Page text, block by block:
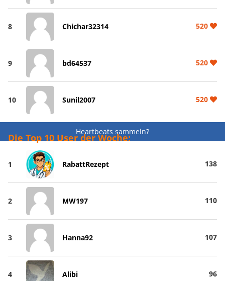
8 Chichar32314 520
9 bd64537 520
10 Sunil2007 520
Heartbeats sammeln?
Die Top 10 User der Woche:
1 RabattRezept 138
2 MW197 110
3 Hanna92 107
4 Alibi 96